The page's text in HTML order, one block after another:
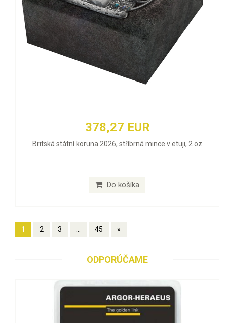
378,27 EUR
Britská státní koruna 2026, stříbrná mince v etuji, 2 oz
Do košíka
1 2 3 ... 45 »
ODPORÚČAME